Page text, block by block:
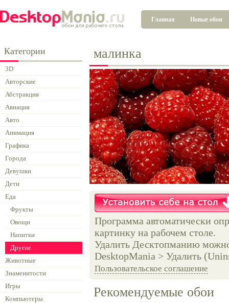
Главная Новые обои
Категории
3D
Авторские
Абстракция
Авиация
Авто
Анимация
Графика
Города
Девушки
Дети
Еда
Фрукты
Овощи
Напитки
Другие
Животные
Знаменитости
Игры
Компьютеры
малинка
Программа автоматически
картинку на рабочем столе.
Удалить Десктопманию
DesktopMania > Удалить
Пользовательское соглашение
Рекомендуемые обои